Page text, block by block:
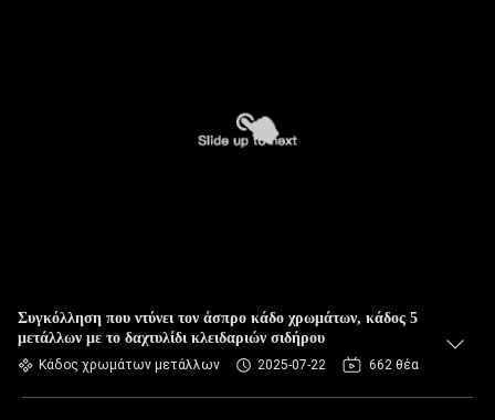
Συγκόλληση που ντύνει τον άσπρο κάδο χρωμάτων, κάδος 5
μετάλλων με το δαχτυλίδι κλειδαριών σιδήρου
Κάδος χρωμάτων μετάλλων 2025-07-22 662 θέα